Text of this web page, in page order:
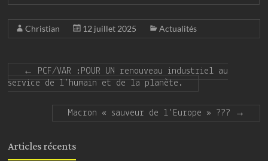
Christian 12 juillet 2025 Actualités
←
PCF/VAR :POUR UN renouveau industriel au
service de l’humain et de la planète.
Macron « sauveur de l’Europe » ??? →
Articles récents